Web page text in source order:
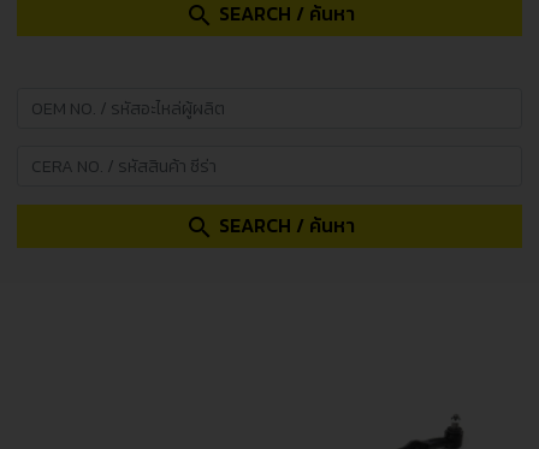
search SEARCH / ค้นหา
search SEARCH / ค้นหา